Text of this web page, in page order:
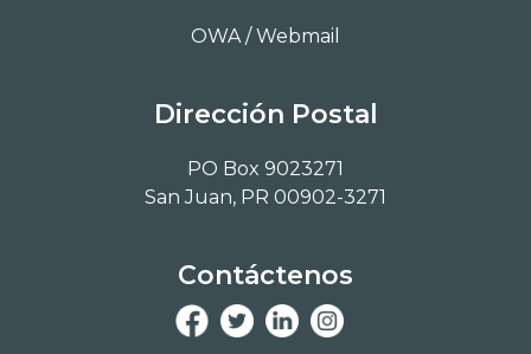
OWA / Webmail
Dirección Postal
PO Box 9023271
San Juan, PR 00902-3271
Contáctenos